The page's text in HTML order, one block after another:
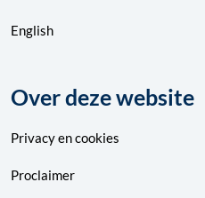
English
Over deze website
Privacyencookies
Proclaimer